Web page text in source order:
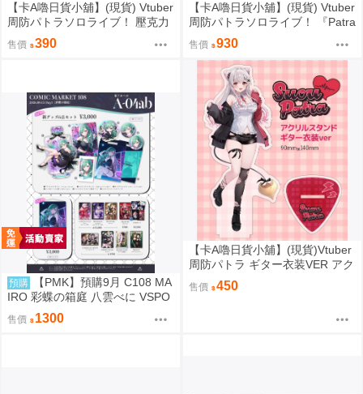
【卡A嚕日貨小舖】(現貨) Vtuber
周防パトラソロライブ！ 壓克力
立牌
售價 390
【卡A嚕日貨小舖】(現貨) Vtuber
周防パトラソロライブ！ 『Patra
Suou Sololive kawaii holic shibu
ya”』 B2掛軸
售價 930
預購
【PMK】預購9月 C108 MA
IRO 彩蝶の箱庭 八雲べに VSPO
售價 1300
【卡A嚕日貨小舖】(現貨)Vtuber
周防パトラ ギター衣装VER アク
リルスタンド 壓克力立牌
售價 450